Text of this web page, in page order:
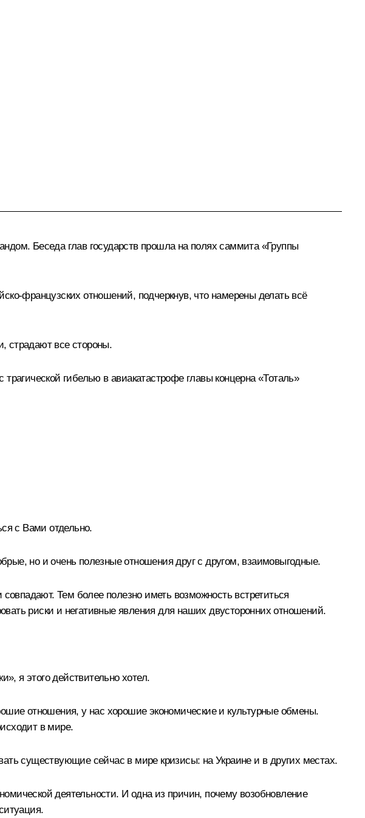
Беседа глав государств прошла на полях саммита «Группы
французских отношений, подчеркнув, что намерены делать всё
страдают все стороны.
гибелью в авиакатастрофе главы концерна «Тоталь»
с Вами отдельно.
но и очень полезные отношения друг с другом, взаимовыгодные.
Тем более полезно иметь возможность встретиться
риски и негативные явления для наших двусторонних отношений.
я этого действительно хотел.
отношения, у нас хорошие экономические и культурные обмены.
в мире.
существующие сейчас в мире кризисы: на Украине и в других местах.
деятельности. И одна из причин, почему возобновление